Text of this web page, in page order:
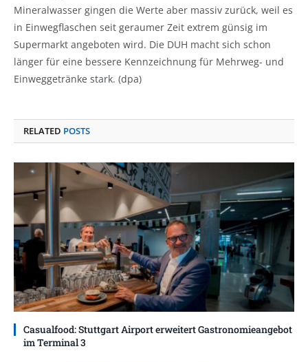
Mineralwasser gingen die Werte aber massiv zurück, weil es
in Einwegflaschen seit geraumer Zeit extrem günsig im
Supermarkt angeboten wird. Die DUH macht sich schon
länger für eine bessere Kennzeichnung für Mehrweg- und
Einweggetränke stark. (dpa)
RELATED POSTS
Casualfood: Stuttgart Airport erweitert Gastronomieangebot
im Terminal 3